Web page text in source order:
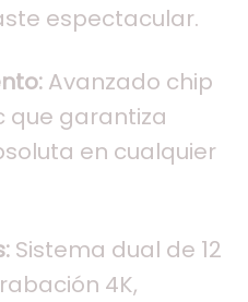
espectacular.
Avanzado chip
que garantiza
en cualquier
Sistema dual de 12
4K,